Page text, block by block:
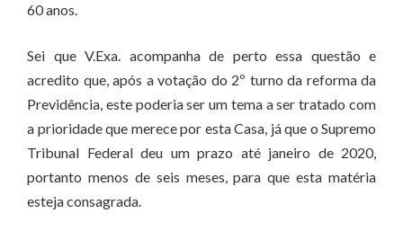
60 anos.
Sei que V.Exa. acompanha de perto essa questão e
acredito que, após a votação do 2º turno da reforma da
Previdência, este poderia ser um tema a ser tratado com
a prioridade que merece por esta Casa, já que o Supremo
Tribunal Federal deu um prazo até janeiro de 2020,
portanto menos de seis meses, para que esta matéria
esteja consagrada.